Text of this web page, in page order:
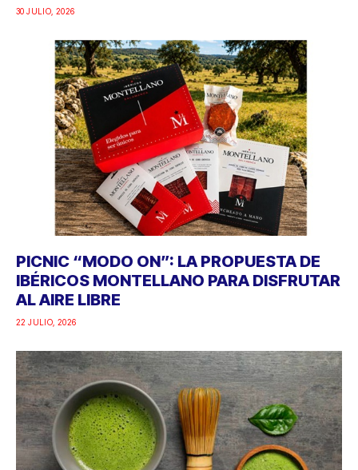
30 JULIO, 2026
PICNIC “MODO ON”: LA PROPUESTA DE
IBÉRICOS MONTELLANO PARA DISFRUTAR
AL AIRE LIBRE
22 JULIO, 2026